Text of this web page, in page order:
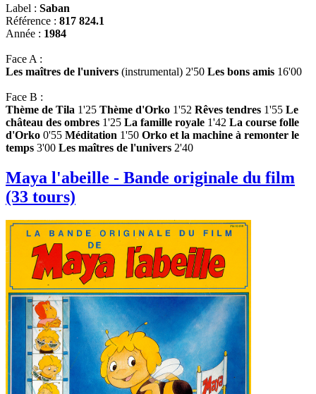
Label : Saban
Référence : 817 824.1
Année : 1984
Face A :
Les maîtres de l'univers (instrumental) 2'50 Les bons amis 16'00
Face B :
Thème de Tila 1'25 Thème d'Orko 1'52 Rêves tendres 1'55 Le
château des ombres 1'25 La famille royale 1'42 La course folle
d'Orko 0'55 Méditation 1'50 Orko et la machine à remonter le
temps 3'00 Les maîtres de l'univers 2'40
Maya l'abeille - Bande originale du film
(33 tours)